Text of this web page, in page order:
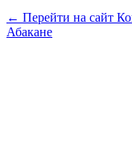
← Перейти на сайт
Абакане